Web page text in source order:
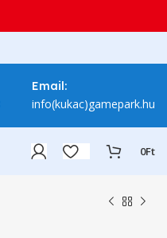
Email:
info(kukac)gamepark.hu
0Ft